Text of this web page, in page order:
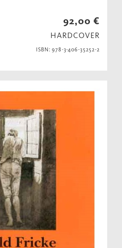
92,00 €
HARDCOVER
ISBN: 978-3-406-35252-2